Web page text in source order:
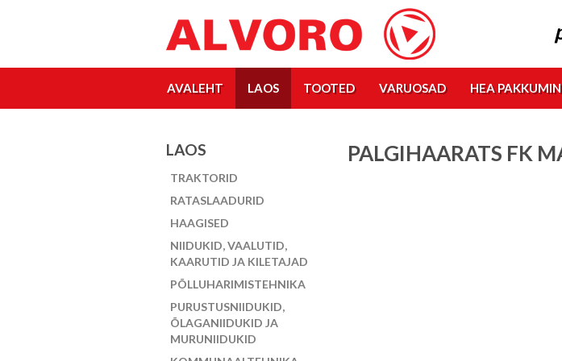
AVALEHT LAOS TOOTED VARUOSAD HEA
LAOS
TRAKTORID
RATASLAADURID
HAAGISED
NIIDUKID, VAALUTID,
KAARUTID JA KILETAJAD
PÕLLUHARIMISTEHNIKA
PURUSTUSNIIDUKID,
ÕLAGANIIDUKID JA
MURUNIIDUKID
PALGIHAARATS FK